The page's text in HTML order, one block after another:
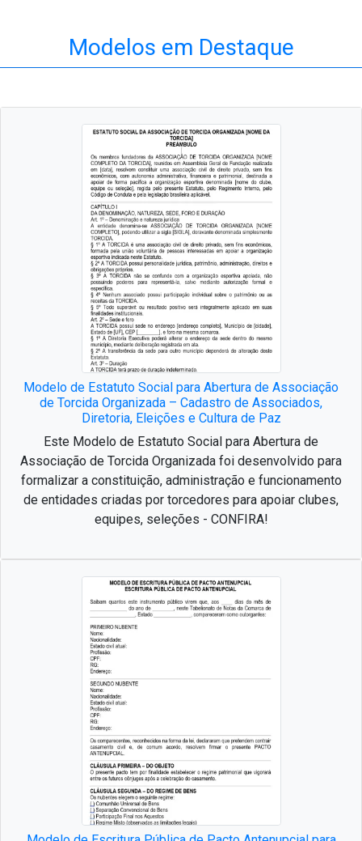
Modelos em Destaque
Modelo de Estatuto Social para Abertura de Associação
de Torcida Organizada – Cadastro de Associados,
Diretoria, Eleições e Cultura de Paz
Este Modelo de Estatuto Social para Abertura de
Associação de Torcida Organizada foi desenvolvido para
formalizar a constituição, administração e funcionamento
de entidades criadas por torcedores para apoiar clubes,
equipes, seleções - CONFIRA!